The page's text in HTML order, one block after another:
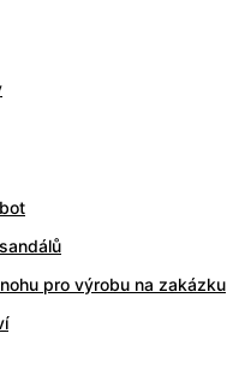
pro výrobu na zakázku